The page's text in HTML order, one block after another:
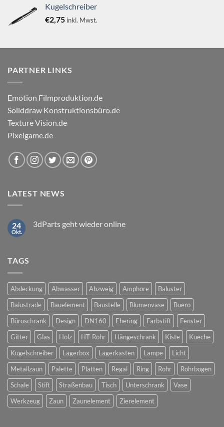
Kugelschreiber
€2,75 inkl. Mwst.
PARTNER LINKS
Emotion Filmproduktion.de
Soliddraw Konstruktionsbüro.de
Texture Vision.de
Pixelgame.de
LATEST NEWS
24
Okt.
3dParts geht wieder online
TAGS
Abdeckung Abwasser Abzweig Amphore
Baluster
Balustrade
Bauelement Baustelle Blumenvase
Buero
Büroschrank
Design DN160 Ehering Farbstift
Fenster
Gitter
Glas Holz HT-Rohr Hängeschrank Kiste
Kueche
Kugelschreiber
Lagerbox Lagerkasten Lampe
Licht
Metallzaun
Palette Platten Regal Ring Rohr
Rohrbogen
Schale
Stift Straßenbau Tisch Unterschrank
Vase
Werkzeug
Zaun Zaunelement Zierelement